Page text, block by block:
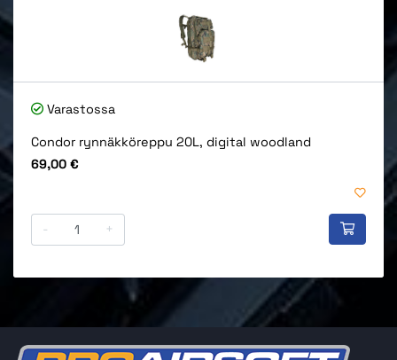
Varastossa
Condor rynnäkköreppu 20L, digital woodland
Hinta
69,00 €
- +